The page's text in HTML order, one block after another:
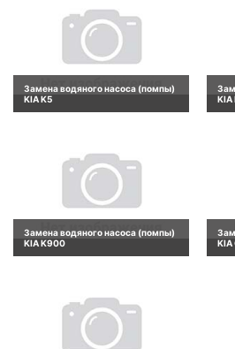
Замена водяного насоса (помпы)
KIA K5
KIA
Замена водяного насоса (помпы)
KIA K900
KIA